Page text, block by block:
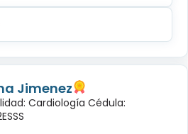
Jimenez
Cardiología Cédula: